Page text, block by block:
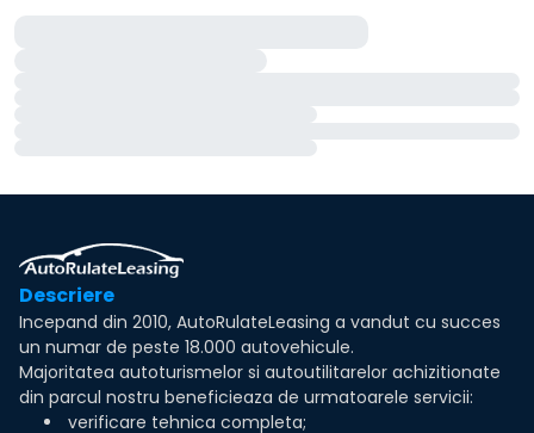
Descriere
Incepand din 2010, AutoRulateLeasing a vandut cu succes
un numar de peste 18.000 autovehicule.
Majoritatea autoturismelor si autoutilitarelor achizitionate
din parcul nostru beneficieaza de urmatoarele servicii:
verificare tehnica completa;